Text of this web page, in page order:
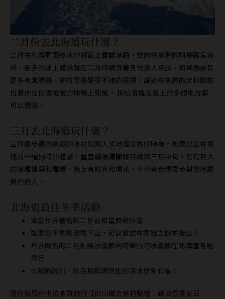
二月份去北海道玩什麼？
二月在札幌周圍結冰的湖面上嘗試冰釣 ，或前往美麗的阿寒國家森
林，更多的冰上體驗就在二月持續等著各地旅人來訪。如果想要有
更多有趣體驗，狗拉雪橇是很不錯的選擇：讓這些美麗的犬科動物
拉著你在白雪皚皚的球場上兜風， 狗拉雪橇在島上的多個地方都
可以體驗。
三月去北海道玩什麼？
三月是參觀然別湖的冰村和跳入當地溫泉的好時機。如果您正在尋
找另一種獨特的體驗， 層雲峽冰瀑節將持續到三月中旬。它有巨大
的冰雕建築和雕塑，晚上有燈光和煙花，十分適合想要參與當地慶
典的旅人。
北海道最佳冬季活動
滑雪世界著名的二世谷和富良野粉雪
如果您不喜歡滑雪下山，可以嘗試在雪鞋之旅中爬山！
世界聞名的二月札幌冰雪節同時舉行的冰雪節在北海道各地
舉行
北部的紋別、網走和知床附近的流冰景象必看！
現在就預約卡位本質旅行【白川鄉合掌村點燈：銀白雪季五日